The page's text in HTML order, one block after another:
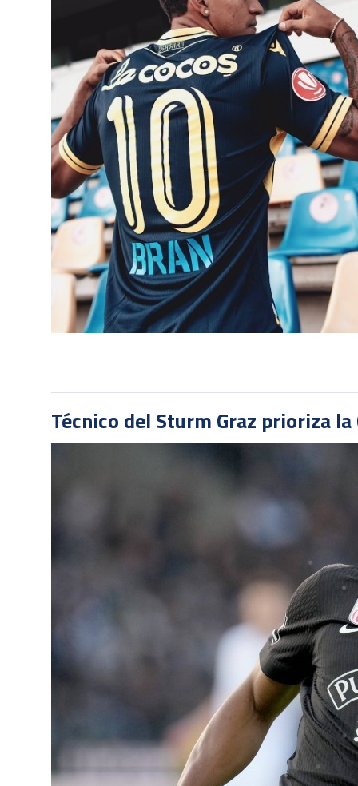
Técnico del Sturm Graz prioriza